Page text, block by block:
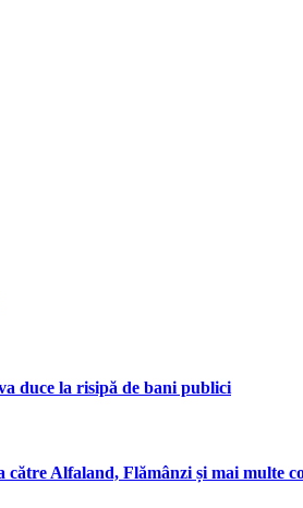
duce la risipă de bani publici
către Alfaland, Flămânzi și mai multe